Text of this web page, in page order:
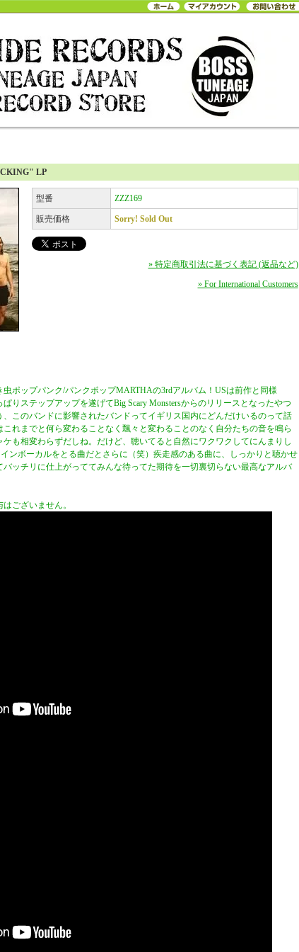
LP
型番 ZZZ169
販売価格 Sorry! Sold Out
» 特定商取引法に基づく表記 (返品など)
» For International Customers
ポップパンク/パンクポップMARTHAの3rdアルバム！USは前作と同様
りステップアップを遂げてBig Scary Monstersからのリリースとなったやつ
このバンドに影響されたバンドってイギリス国内にどんだけいるのって話
れまでと何ら変わることなく飄々と変わることのなく自分たちの音を鳴ら
も相変わらずだしね。だけど、聴いてると自然にワクワクしてにんまりし
ンボーカルをとる曲だとさらに（笑）疾走感のある曲に、しっかりと聴かせ
ッチリに仕上がっててみんな待ってた期待を一切裏切らない最高なアルバ
ございません。